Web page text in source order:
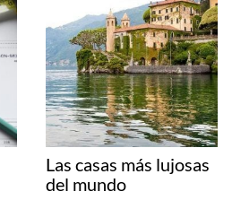
Las casas más lujosas
del mundo